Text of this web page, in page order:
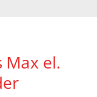
Max el.